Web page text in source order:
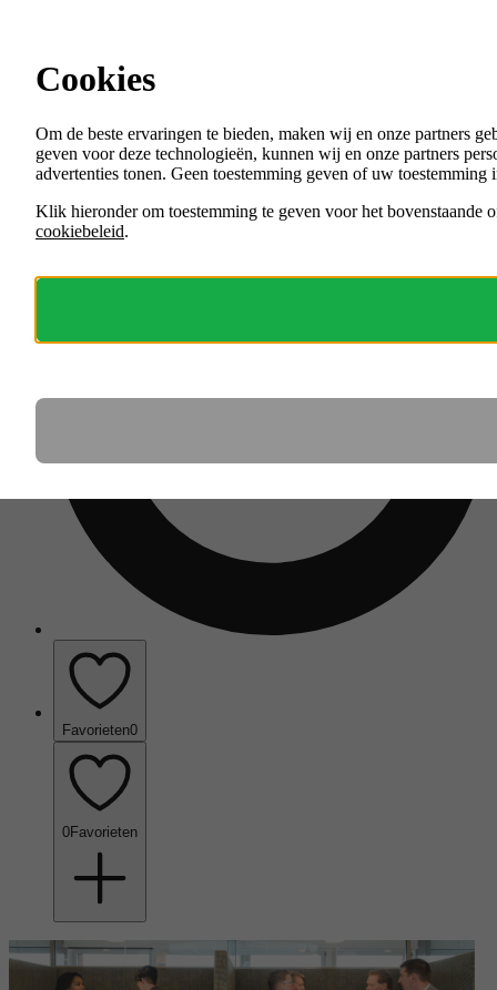
Menu
VACATURES
ORGANISATIES
Favorieten0
0Favorieten
overheden
Cookies
Om de beste ervaringen te bieden, maken wij en onze partners
geven voor deze technologieën, kunnen wij en onze partners
advertenties tonen. Geen toestemming geven of uw
Klik hieronder om toestemming te geven voor het bovenstaande
cookiebeleid.